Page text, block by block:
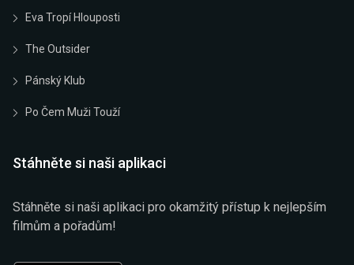
Eva Tropí Hlouposti
The Outsider
Pánský Klub
Po Čem Muži Touží
Stáhněte si naši aplikaci
Stáhněte si naši aplikaci pro okamžitý přístup k nejlepším
filmům a pořadům!